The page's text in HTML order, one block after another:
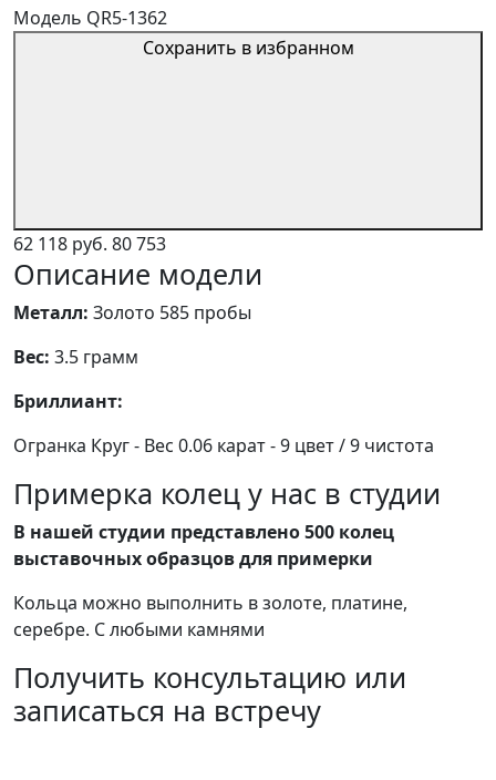
Модель QR5-1362
Сохранить в избранном
62 118 руб. 80 753
Описание модели
Металл: Золото 585 пробы
Вес: 3.5 грамм
Бриллиант:
Огранка Круг - Вес 0.06 карат - 9 цвет / 9 чистота
Примерка колец у нас в студии
В нашей студии представлено 500 колец
выставочных образцов для примерки
Кольца можно выполнить в золоте, платине,
серебре. С любыми камнями
Получить консультацию или
записаться на встречу